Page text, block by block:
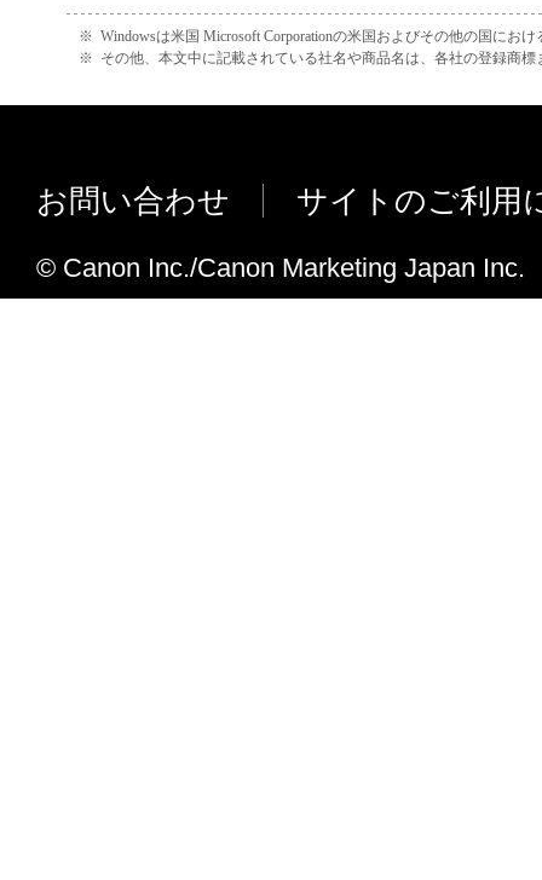
「お気に入り」機能を追加しました。
「デバイス情報取得」機能を追加しま
る機能を追加しました。
Systemアカウントからの認証に対応し
ジョブオーナー名の外部設定に対応し
※ Windowsは米国 Microsoft Corporationの米国およびその他の国にお
※ その他、本文中に記載されている社名や商品名は、各社の登録商標
お問い合わせ サイトのご利用
© Canon Inc./Canon Marketing Japan Inc.